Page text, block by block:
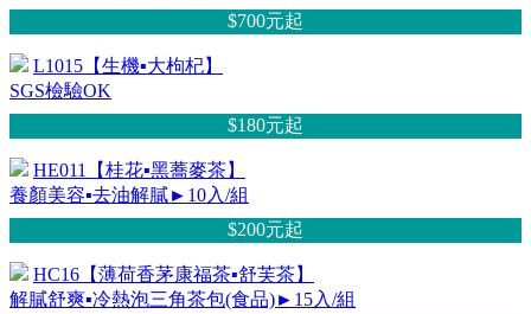
$700元起
L1015【生機▪大枸杞】
SGS檢驗OK
$180元起
HE011【桂花▪黑蕎麥茶】
養顏美容▪去油解膩►10入/組
$200元起
HC16【薄荷香茅康福茶▪舒芙茶】
解膩舒爽▪冷熱泡三角茶包(食品)►15入/組